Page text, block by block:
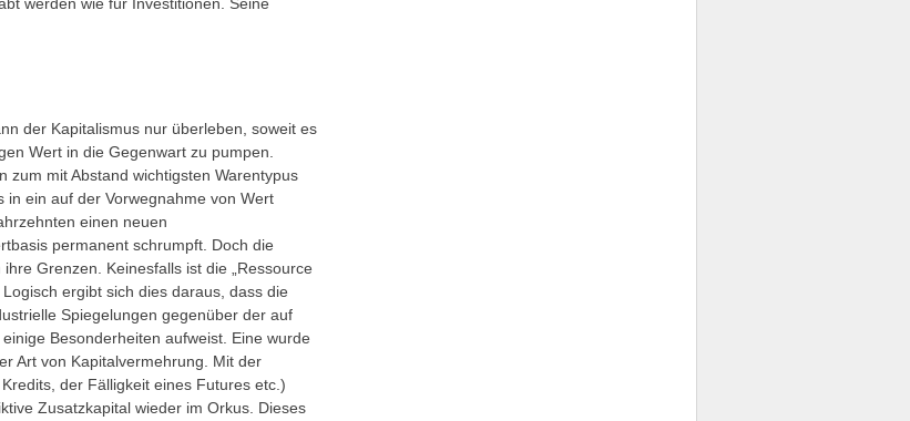
der Kapitalismus nur überleben, soweit es
Wert in die Gegenwart zu pumpen.
zum mit Abstand wichtigsten Warentypus
in ein auf der Vorwegnahme von Wert
einen neuen
permanent schrumpft. Doch die
Grenzen. Keinesfalls ist die „Ressource
ergibt sich dies daraus, dass die
Spiegelungen gegenüber der auf
Besonderheiten aufweist. Eine wurde
Art von Kapitalvermehrung. Mit der
der Fälligkeit eines Futures etc.)
Zusatzkapital wieder im Orkus. Dieses